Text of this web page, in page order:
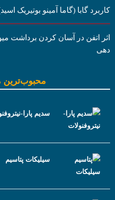
کاربرد گابا (گاما آمینو بوتیریک
اثر اتفن در آسان کردن برداشت
دهی
سدیم پارا-
سیلیکات پتاسیم